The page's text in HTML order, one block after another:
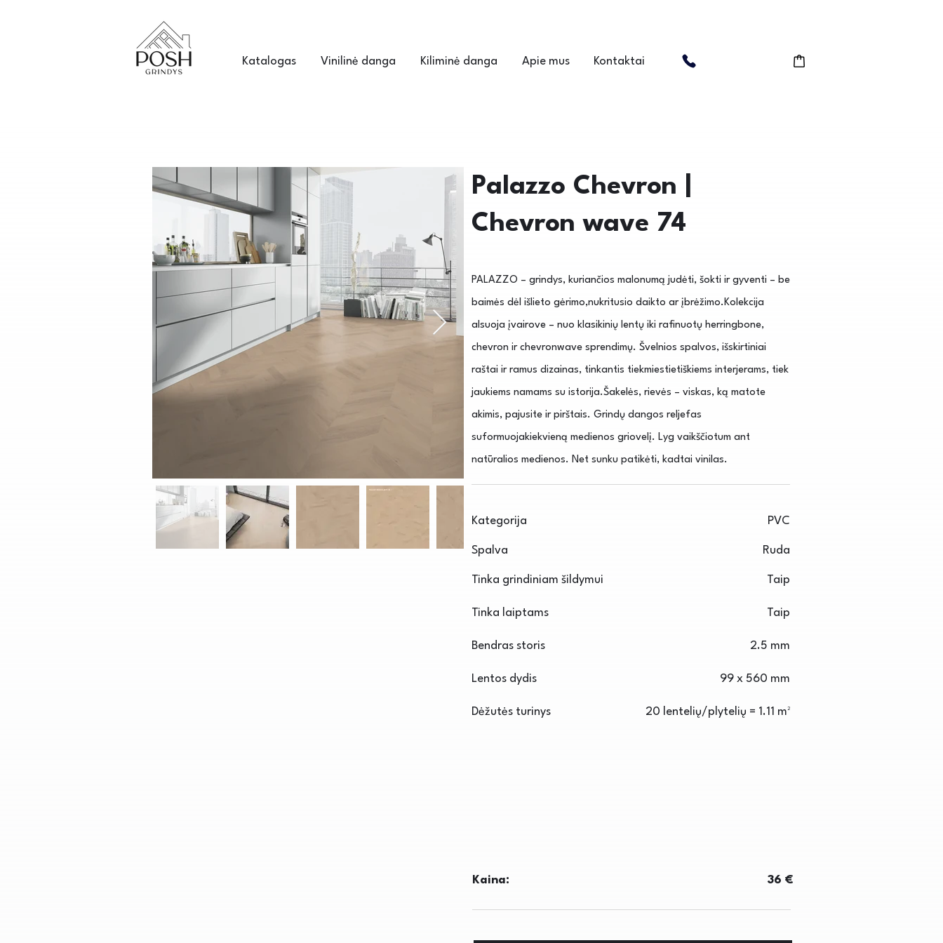
Katalogas Vinilinė danga Kiliminė danga Apie mus Kontaktai
Palazzo Chevron |
Chevron wave 74
PALAZZO – grindys, kuriančios malonumą judėti, šokti ir gyventi – be
baimės dėl išlieto gėrimo,nukritusio daikto ar įbrėžimo.Kolekcija
alsuoja įvairove – nuo klasikinių lentų iki rafinuotų herringbone,
chevron ir chevronwave sprendimų. Švelnios spalvos, išskirtiniai
raštai ir ramus dizainas, tinkantis tiekmiestietiškiems interjerams, tiek
jaukiems namams su istorija.Šakelės, rievės – viskas, ką matote
akimis, pajusite ir pirštais. Grindų dangos reljefas
suformuojakiekvieną medienos griovelį. Lyg vaikščiotum ant
natūralios medienos. Net sunku patikėti, kadtai vinilas.
Kategorija PVC
Spalva Ruda
Tinka grindiniam šildymui Taip
Tinka laiptams Taip
Bendras storis 2.5 mm
Lentos dydis 99 x 560 mm
Dėžutės turinys 20 lentelių/plytelių = 1.11 m²
Kaina: 36 €